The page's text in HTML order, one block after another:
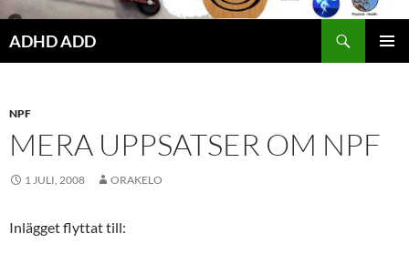
ADHD ADD
NPF
MERA UPPSATSER OM NPF
1 JULI, 2008 ORAKELO
Inlägget flyttat till: